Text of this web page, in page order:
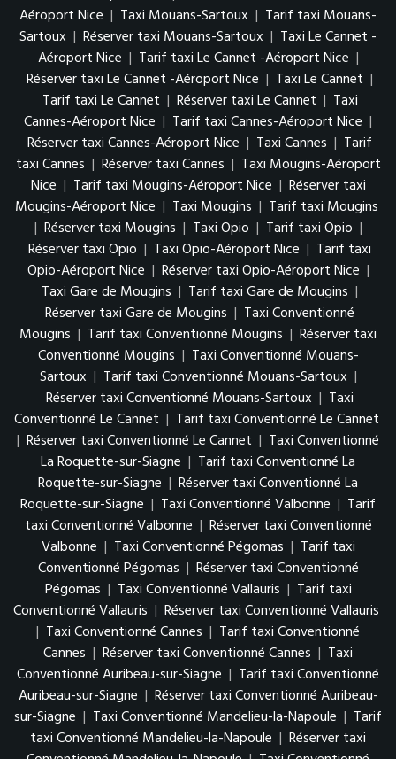
Aéroport Nice | Taxi Mouans-Sartoux | Tarif taxi Mouans-
Sartoux | Réserver taxi Mouans-Sartoux | Taxi Le Cannet -
Aéroport Nice | Tarif taxi Le Cannet -Aéroport Nice |
Réserver taxi Le Cannet -Aéroport Nice | Taxi Le Cannet |
Tarif taxi Le Cannet | Réserver taxi Le Cannet | Taxi
Cannes-Aéroport Nice | Tarif taxi Cannes-Aéroport Nice |
Réserver taxi Cannes-Aéroport Nice | Taxi Cannes | Tarif
taxi Cannes | Réserver taxi Cannes | Taxi Mougins-Aéroport
Nice | Tarif taxi Mougins-Aéroport Nice | Réserver taxi
Mougins-Aéroport Nice | Taxi Mougins | Tarif taxi Mougins
| Réserver taxi Mougins | Taxi Opio | Tarif taxi Opio |
Réserver taxi Opio | Taxi Opio-Aéroport Nice | Tarif taxi
Opio-Aéroport Nice | Réserver taxi Opio-Aéroport Nice |
Taxi Gare de Mougins | Tarif taxi Gare de Mougins |
Réserver taxi Gare de Mougins | Taxi Conventionné
Mougins | Tarif taxi Conventionné Mougins | Réserver taxi
Conventionné Mougins | Taxi Conventionné Mouans-
Sartoux | Tarif taxi Conventionné Mouans-Sartoux |
Réserver taxi Conventionné Mouans-Sartoux | Taxi
Conventionné Le Cannet | Tarif taxi Conventionné Le Cannet
| Réserver taxi Conventionné Le Cannet | Taxi Conventionné
La Roquette-sur-Siagne | Tarif taxi Conventionné La
Roquette-sur-Siagne | Réserver taxi Conventionné La
Roquette-sur-Siagne | Taxi Conventionné Valbonne | Tarif
taxi Conventionné Valbonne | Réserver taxi Conventionné
Valbonne | Taxi Conventionné Pégomas | Tarif taxi
Conventionné Pégomas | Réserver taxi Conventionné
Pégomas | Taxi Conventionné Vallauris | Tarif taxi
Conventionné Vallauris | Réserver taxi Conventionné Vallauris
| Taxi Conventionné Cannes | Tarif taxi Conventionné
Cannes | Réserver taxi Conventionné Cannes | Taxi
Conventionné Auribeau-sur-Siagne | Tarif taxi Conventionné
Auribeau-sur-Siagne | Réserver taxi Conventionné Auribeau-
sur-Siagne | Taxi Conventionné Mandelieu-la-Napoule | Tarif
taxi Conventionné Mandelieu-la-Napoule | Réserver taxi